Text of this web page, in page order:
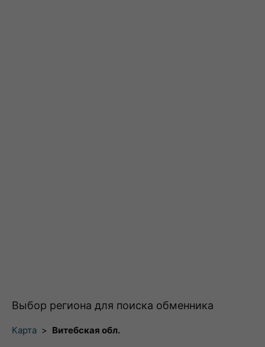
Выбор региона для поиска обменника
Карта > Витебская обл.